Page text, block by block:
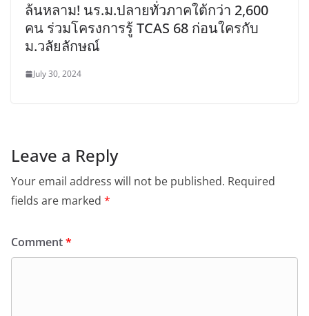
ล้นหลาม! นร.ม.ปลายทั่วภาคใต้กว่า 2,600
คน ร่วมโครงการรู้ TCAS 68 ก่อนใครกับ
ม.วลัยลักษณ์
July 30, 2024
Leave a Reply
Your email address will not be published. Required
fields are marked *
Comment*